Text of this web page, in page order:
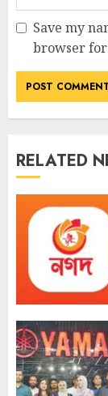
Save my
browser
RELATED